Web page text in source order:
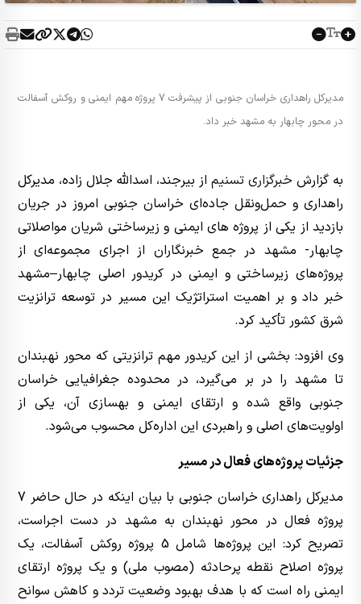
مدیرکل راهداری خراسان جنوبی از پیشرفت 7 پروژه مهم ایمنی و روکش آسفالت
در محور چابهار به مشهد خبر داد.
به گزارش خبرگزاری تسنیماز بیرجند، اسدالله جلال زاده، مدیرکل
راهداری و حمل‌ونقل جاده‌ای خراسان جنوبی امروز در جریان
بازدید از یکی از پروژه های ایمنی و زیرساختی شریان مواصلاتی
چابهار- مشهد در جمع خبرنگاران از اجرای مجموعه‌ای از
پروژه‌های زیرساختی و ایمنی در کریدور اصلی چابهار–مشهد
خبر داد و بر اهمیت استراتژیک این مسیر در توسعه ترانزیت
شرق کشور تأکید کرد.
وی افزود: بخشی از این کریدور مهم ترانزیتی که محور نهبندان
تا مشهد را در بر می‌گیرد، در محدوده جغرافیایی خراسان
جنوبی واقع شده و ارتقای ایمنی و بهسازی آن، یکی از
اولویت‌های اصلی و راهبردی این اداره‌کل محسوب می‌شود.
جزئیات پروژه‌های فعال در مسیر
مدیرکل راهداری خراسان جنوبی با بیان اینکه در حال حاضر 7
پروژه فعال در محور نهبندان به مشهد در دست اجراست،
تصریح کرد: این پروژه‌ها شامل 5 پروژه روکش آسفالت، یک
پروژه اصلاح نقطه پرحادثه (مصوب ملی) و یک پروژه ارتقای
ایمنی راه است که با هدف بهبود وضعیت تردد و کاهش سوانح